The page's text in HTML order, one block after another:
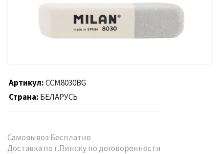
Артикул CCM8030BG
Страна БЕЛАРУСЬ
Самовывоз Бесплатно
Доставка по г.Пинску по договоренности